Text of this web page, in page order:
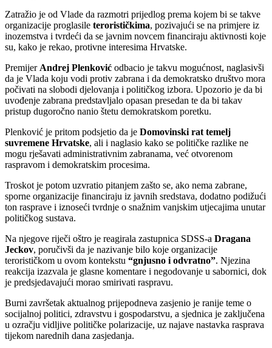
Zatražio je od Vlade da razmotri prijedlog prema kojem bi se takve
organizacije proglasile terorističkima, pozivajući se na primjere iz
inozemstva i tvrdeći da se javnim novcem financiraju aktivnosti koje
su, kako je rekao, protivne interesima Hrvatske.
Premijer Andrej Plenković odbacio je takvu mogućnost, naglasivši
da je Vlada koju vodi protiv zabrana i da demokratsko društvo mora
počivati na slobodi djelovanja i političkog izbora. Upozorio je da bi
uvođenje zabrana predstavljalo opasan presedan te da bi takav
pristup dugoročno nanio štetu demokratskom poretku.
Plenković je pritom podsjetio da je Domovinski rat temelj
suvremene Hrvatske, ali i naglasio kako se političke razlike ne
mogu rješavati administrativnim zabranama, već otvorenom
raspravom i demokratskim procesima.
Troskot je potom uzvratio pitanjem zašto se, ako nema zabrane,
sporne organizacije financiraju iz javnih sredstava, dodatno podižući
ton rasprave i iznoseći tvrdnje o snažnim vanjskim utjecajima unutar
političkog sustava.
Na njegove riječi oštro je reagirala zastupnica SDSS-a Dragana
Jeckov, poručivši da je nazivanje bilo koje organizacije
terorističkom u ovom kontekstu “gnjusno i odvratno”. Njezina
reakcija izazvala je glasne komentare i negodovanje u sabornici, dok
je predsjedavajući morao smirivati raspravu.
Burni završetak aktualnog prijepodneva zasjenio je ranije teme o
socijalnoj politici, zdravstvu i gospodarstvu, a sjednica je zaključena
u ozračju vidljive političke polarizacije, uz najave nastavka rasprava
tijekom narednih dana zasjedanja.